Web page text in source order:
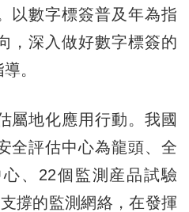
以數字標簽普及年為指
，深入做好數字標簽的
。
地化應用行動。我國
全評估中心為龍頭、全
、22個監測産品試驗
撐的監測網絡，在發揮